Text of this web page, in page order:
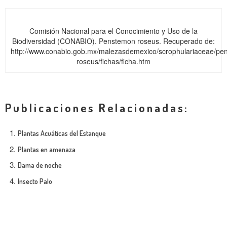
Comisión Nacional para el Conocimiento y Uso de la
Biodiversidad (CONABIO). Penstemon roseus. Recuperado de:
http://www.conabio.gob.mx/malezasdemexico/scrophulariaceae/
roseus/fichas/ficha.htm
Publicaciones Relacionadas:
Plantas Acuáticas del Estanque
Plantas en amenaza
Dama de noche
Insecto Palo